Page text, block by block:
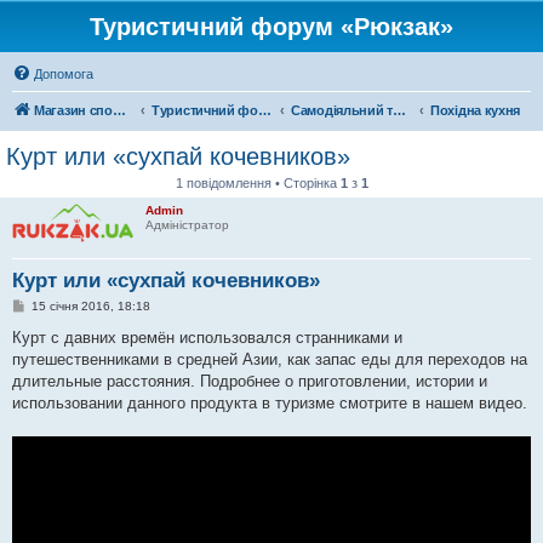
Туристичний форум «Рюкзак»
Допомога
Магазин спорядження Туристичний форум «Рюкзак» Самодіяльний туризм Похідна кухня
Курт или «cухпай кочевников»
1 повідомлення • Сторінка 1 з 1
Admin
Адміністратор
Курт или «cухпай кочевников»
П
в
і
д
о
л
н
15 січня 2016, 18:18
Курт с давних времён использовался странниками и
путешественниками в средней Азии, как запас еды для переходов на
длительные расстояния. Подробнее о приготовлении, истории и
использовании данного продукта в туризме смотрите в нашем видео.